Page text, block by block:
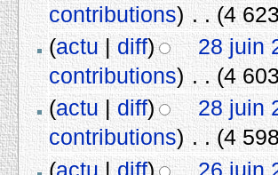
contributions) ‎. . (4
(actu|diff)
28 juin
contributions) ‎. . (4
(actu|diff)
28 juin
contributions)‎. . (4
(actu|diff)
26 juin